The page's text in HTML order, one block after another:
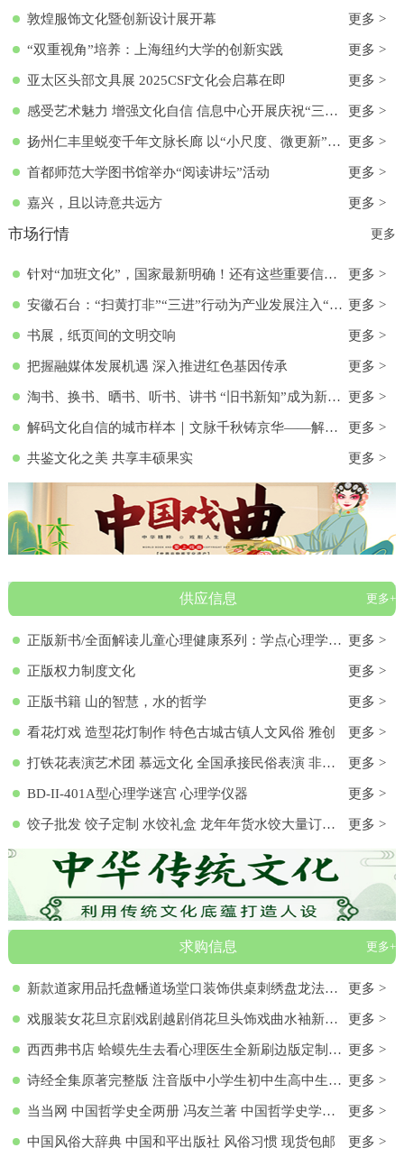
敦煌服饰文化暨创新设计展开幕 更多 >
“双重视角”培养：上海纽约大学的创新实践 更多 >
亚太区头部文具展 2025CSF文化会启幕在即 更多 >
感受艺术魅力 增强文化自信 信息中心开展庆祝“三八”国际妇女节活动 更多 >
扬州仁丰里蜕变千年文脉长廊 以“小尺度、微更新”实现古今交融 更多 >
首都师范大学图书馆举办“阅读讲坛”活动 更多 >
嘉兴，且以诗意共远方 更多 >
市场行情 更多
针对“加班文化”，国家最新明确！还有这些重要信息→ 更多 >
安徽石台：“扫黄打非”“三进”行动为产业发展注入“清流” 更多 >
书展，纸页间的文明交响 更多 >
把握融媒体发展机遇 深入推进红色基因传承 更多 >
淘书、换书、晒书、听书、讲书 “旧书新知”成为新文化时尚 更多 >
解码文化自信的城市样本｜文脉千秋铸京华——解码首都北京的文化自信样本 更多 >
共鉴文化之美 共享丰硕果实 更多 >
供应信息 更多+
正版新书/全面解读儿童心理健康系列：学点心理学9787572136313 正版新书/全面解读儿童心理健康系列：学点心理学 更多 >
正版权力制度文化 更多 >
正版书籍 山的智慧，水的哲学 更多 >
看花灯戏 造型花灯制作 特色古城古镇人文风俗 雅创 更多 >
打铁花表演艺术团 慕远文化 全国承接民俗表演 非物质文化遗产 更多 >
BD-II-401A型心理学迷宫 心理学仪器 更多 >
饺子批发 饺子定制 水饺礼盒 龙年年货水饺大量订购 各种馅料饺子 饺子批发 饺子定制 水饺礼盒 龙年年货水饺大量订购 各种馅料饺子 更多 >
求购信息 更多+
新款道家用品托盘幡道场堂口装饰供桌刺绣盘龙法器香盘幡全套 更多 >
戏服装女花旦京剧戏剧越剧俏花旦头饰戏曲水袖新款黄梅戏服演出服 更多 >
西西弗书店 蛤蟆先生去看心理医生全新刷边版定制书特装书收藏书蛤蟆先生去看心理医生(纪念版) 白边版本 心理学入门 零基础心理学 更多 >
诗经全集原著完整版 注音版中小学生初中生高中生成人无删减305首诗经楚辞详解版拼音注析 中华藏书局译注解析鉴赏古诗词诠译书 更多 >
当当网 中国哲学史全两册 冯友兰著 中国哲学史学科的奠基之作 附录《中国哲学小史》 冯友兰之女宗璞首肯 正版书籍 更多 >
中国风俗大辞典 中国和平出版社 风俗习惯 现货包邮 更多 >